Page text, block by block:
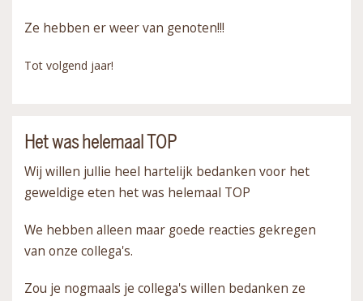
Ze hebben er weer van genoten!!!
Tot volgend jaar!
Het was helemaal TOP
Wij willen jullie heel hartelijk bedanken voor het
geweldige eten het was helemaal TOP
We hebben alleen maar goede reacties gekregen
van onze collega's.
Zou je nogmaals je collega's willen bedanken ze